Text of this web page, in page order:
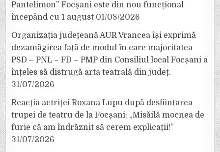
Pantelimon” Focșani este din nou funcțional
începând cu 1 august 01/08/2026
Organizația județeană AUR Vrancea își exprimă
dezamăgirea față de modul în care majoritatea
PSD – PNL – FD – PMP din Consiliul local Focșani a
înțeles să distrugă arta teatrală din județ.
31/07/2026
Reacția actriței Roxana Lupu după desființarea
trupei de teatru de la Focșani: „Misăilă mocnea de
furie că am îndrăznit să cerem explicații!”
31/07/2026